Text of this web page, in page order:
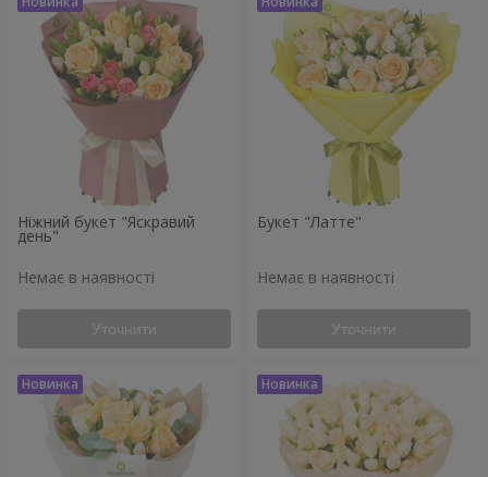
Ніжний букет "Яскравий
день"
Немає в наявності
Уточнити
Букет "Латте"
Немає в наявності
Уточнити